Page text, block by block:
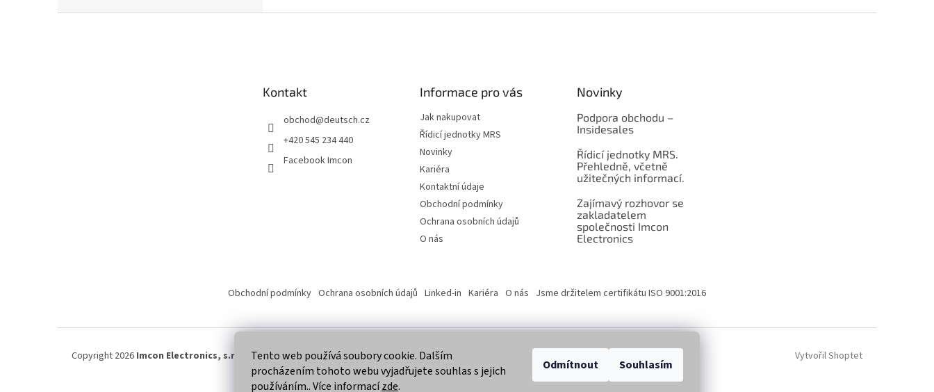
Tento web používá soubory cookie. Dalším
procházením tohoto webu vyjadřujete souhlas s jejich
používáním.. Více informacízde.
Odmítnout Souhlasím
Kontakt
obchod@deutsch.cz
+420 545 234 440
Facebook Imcon
Informace pro vás
Jak nakupovat
Řídicí jednotky MRS
Novinky
Kariéra
Kontaktní údaje
Obchodní podmínky
Ochrana osobních údajů
O nás
Novinky
Podpora obchodu –
Insidesales
Řídicí jednotky MRS.
Přehledně, včetně
užitečných informací.
Zajímavý rozhovor se
zakladatelem
společnosti Imcon
Electronics
Obchodní podmínky Ochrana osobních údajů Linked-in Kariéra O nás Jsme držitelem certifikátu ISO 9001:2016
Vytvořil Shoptet
Copyright 2026 Imcon Electronics, s.r.o. . Všechna práva vyhrazena.